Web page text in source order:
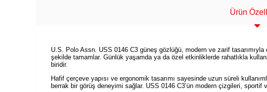
Ürün
U.S. Polo Assn. USS 0146 C3 güneş gözlüğü, modern ve zarif
şekilde tamamlar. Günlük yaşamda ya da özel etkinliklerde rahatlıkla
biridir.
Hafif çerçeve yapısı ve ergonomik tasarımı sayesinde uzun süreli
berrak bir görüş deneyimi sağlar. USS 0146 C3’ün modern çizgileri, sportif